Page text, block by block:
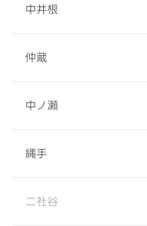
中井根
仲蔵
中ノ瀬
縄手
二社谷